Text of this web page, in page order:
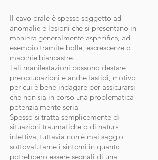
Il cavo orale è spesso soggetto ad
anomalie e lesioni che si presentano in
maniera generalmente aspecifica, ad
esempio tramite bolle, escrescenze o
macchie biancastre.
Tali manifestazioni possono destare
preoccupazioni e anche fastidi, motivo
per cui è bene indagare per assicurarsi
che non sia in corso una problematica
potenzialmente seria.
Spesso si tratta semplicemente di
situazioni traumatiche o di natura
infettiva, tuttavia non è mai saggio
sottovalutarne i sintomi in quanto
potrebbero essere segnali di una